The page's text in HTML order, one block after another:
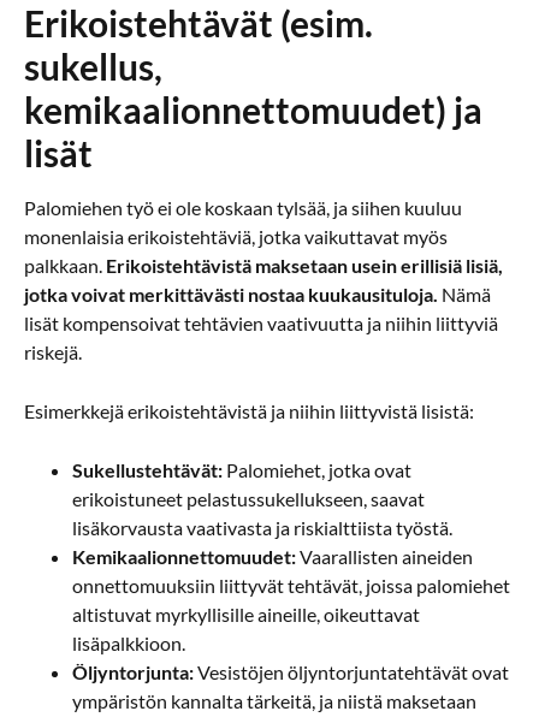
Erikoistehtävät (esim.
sukellus,
kemikaalionnettomuudet) ja
lisät
Palomiehen työ ei ole koskaan tylsää, ja siihen kuuluu
monenlaisia erikoistehtäviä, jotka vaikuttavat myös
palkkaan. Erikoistehtävistä maksetaan usein erillisiä lisiä,
jotka voivat merkittävästi nostaa kuukausituloja. Nämä
lisät kompensoivat tehtävien vaativuutta ja niihin liittyviä
riskejä.
Esimerkkejä erikoistehtävistä ja niihin liittyvistä lisistä:
Sukellustehtävät: Palomiehet, jotka ovat
erikoistuneet pelastussukellukseen, saavat
lisäkorvausta vaativasta ja riskialttiista työstä.
Kemikaalionnettomuudet:Vaarallisten aineiden
onnettomuuksiin liittyvät tehtävät, joissa palomiehet
altistuvat myrkyllisille aineille, oikeuttavat
lisäpalkkioon.
Öljyntorjunta:Vesistöjen öljyntorjuntatehtävät ovat
ympäristön kannalta tärkeitä, ja niistä maksetaan